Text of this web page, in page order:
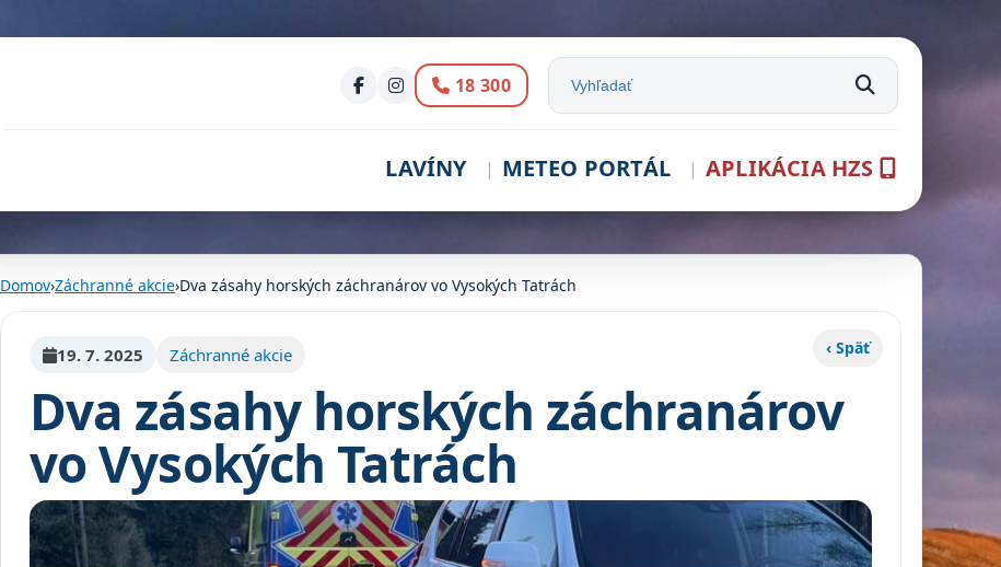
Volanie:
18 300 Vyhľadať na stránke
LAVÍNY METEO PORTÁL APLIKÁCIA HZS
Domov›Záchranné akcie›Dva zásahy horských záchranárov vo Vysokých Tatrách
‹ Späť
19. 7. 2025 Záchranné akcie
Dva zásahy horských záchranárov
vo Vysokých Tatrách